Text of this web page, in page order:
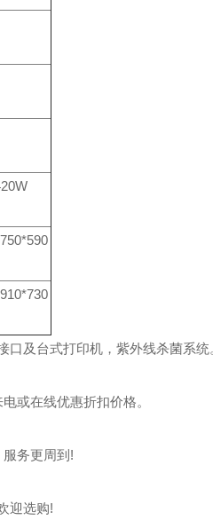
口及台式打印机， 紫外线杀菌系统
或在线优惠折扣价格。
务更周到!
迎选购!